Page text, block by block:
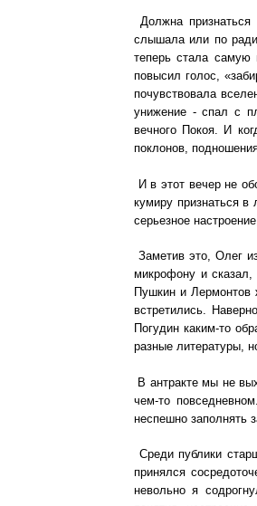
Должна
слышала или по
теперь стала самую
повысил голос,
почувствовала
унижение - спал с
вечного Покоя. И
поклонов,
И в этот вечер не
кумиру признаться в
серьезное
Заметив это, Олег
микрофону и
Пушкин и Лермонтов
встретились.
Погудин каким-то
разные литературы,
В антракте мы не
чем-то
неспешно заполнять
Среди публики
принялся
невольно я